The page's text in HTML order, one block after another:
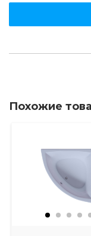
Похожие